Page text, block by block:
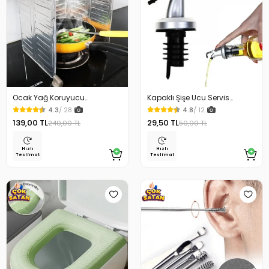
Ocak Yağ Koruyucu
Alüminyum Levha 32.5 x 84
Cm
4.3/ 28
139,00 TL240,00 TL
Hızlı
Teslimat
Kapaklı Şişe Ucu Servis
Aparatı Yağdanlık Tıpa
4.8/ 12
29,50 TL50,00 TL
Hızlı
Teslimat